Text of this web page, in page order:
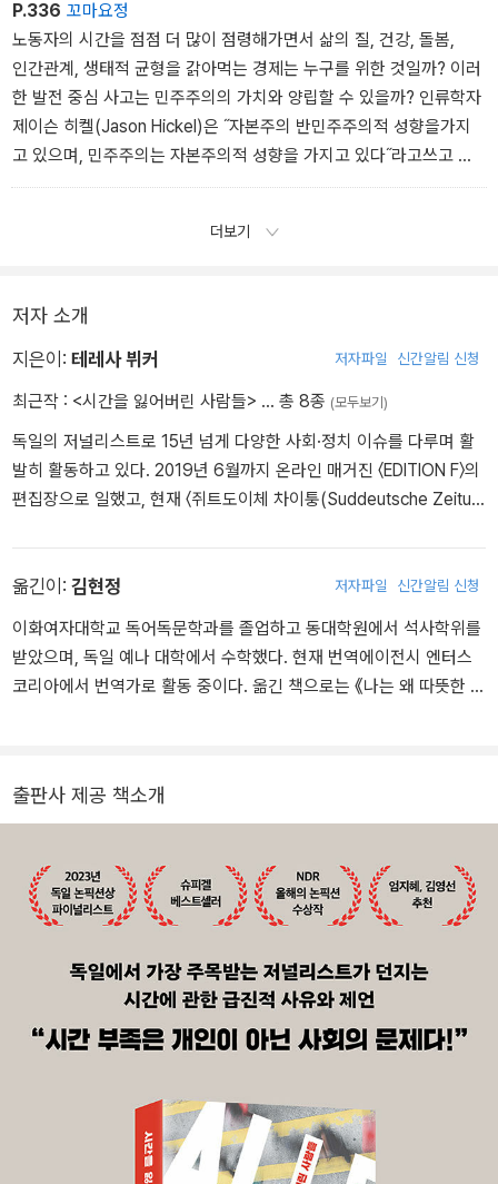
런 관심이 없는 삶, 그것이 바로 제국주의적 삶의 방식이다. 이러한 맥
락에서 전 세계적 사회 정의와 세계 평화는 부유한국가의 일상적인
생활에 아무런 도움이 되지 않는다.
이는 국가 차원에서도 마찬가지다. 즉 우리 자신의 습관을 바꾸거나
포기하며 새로운 공존 모델을 실현하고자 할 때 정의로운 시간 문화
늘려야 한다. 사회 전체에 걸친 돌봄이 실현된 진정한 돌봄 공동체는
조직될 수 있다. 경제적 격차가 어떻게 사람들을 억
P.336 꼬마요정
노동자의 시간을 점점 더 많이 점령해가면서 삶의 질, 건강, 돌봄,
인간관계, 생태적 균형을 갉아먹는 경제는 누구를 위한 것일까? 이러
한 발전 중심 사고는 민주주의의 가치와 양립할 수 있을까? 인류학자
제이슨 히켈(Jason Hickel)은 ˝자본주의 반민주주의적 성향을가지
고 있으며, 민주주의는 자본주의적 성향을 가지고 있다˝라고쓰고 있
다. 그의 논지는 노조가 잘 조직되어 있는 부문의 근로자들이 근로시
사실을 통해 뒷받침된다. 그렇기 때문에 기업들은 지속적으로 노동조
더보기
저자 소개
지은이: 테레사 뷔커 저자파일 신간알림 신청
최근작 : <시간을 잃어버린 사람들> … 총 8종 (모두보기)
독일의 저널리스트로 15년 넘게 다양한 사회·정치 이슈를 다루며 활
발히 활동하고 있다. 2019년 6월까지 온라인 매거진 〈EDITION F〉의
편집장으로 일했고, 현재 〈쥐트도이체 차이퉁(Suddeutsche Zeitun
저널리스트로 선정되며 ‘독일에서 가장 영향력 있는 언론인’, ‘오늘날
6년 쾰른 집단 성폭행 사건이 발생하자 동료 페미니스트들과 성폭력
및 인종 차별에 반대하는 ‘#ausnahmslos(예외 없음)’ 해시태그 운동
을 벌였고, 이 활동은 클라라 제트킨 여성상(Clara-Zetkin-Frauenpr
주제로 한 다양한 콘퍼런스 및 토크쇼에서 사회 문제를 진단하고 해
옮긴이: 김현정 저자파일 신간알림 신청
이화여자대학교 독어독문학과를 졸업하고 동대학원에서 석사학위를
받았으며, 독일 예나 대학에서 수학했다. 현재 번역에이전시 엔터스
코리아에서 번역가로 활동 중이다. 옮긴 책으로는 《나는 왜 따뜻한 대
출판사 제공 책소개